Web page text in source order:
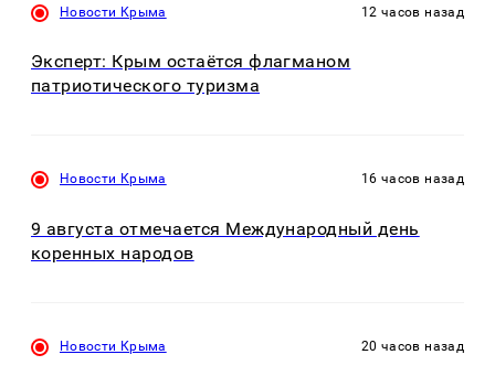
Новости Крыма 12 часов назад
Эксперт: Крым остаётся флагманом
патриотического туризма
Новости Крыма 16 часов назад
9 августа отмечается Международный день
коренных народов
Новости Крыма 20 часов назад